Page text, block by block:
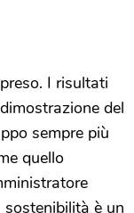
I risultati
del
sempre più
quello
è un